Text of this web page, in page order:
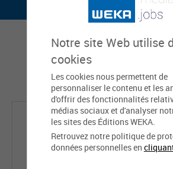
Notre site Web utilise
cookies
Les cookies nous permettent de
personnaliser le contenu et les
d'offrir des fonctionnalités
médias sociaux et d'analyser
les sites des Éditions WEKA.
Retrouvez notre politique de
données personnelles en